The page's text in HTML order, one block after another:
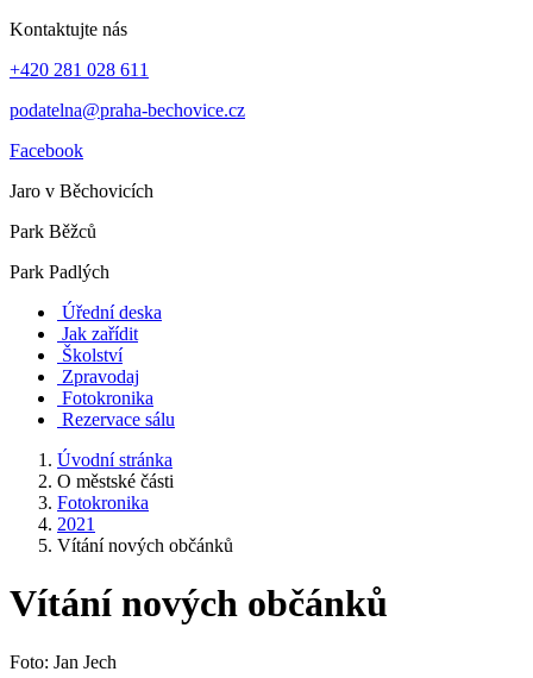
Kontaktujte nás
+420 281 028 611
podatelna@praha-bechovice.cz
Facebook
Jaro v Běchovicích
Park Běžců
Park Padlých
Úřední deska
Jak zařídit
Školství
Zpravodaj
Fotokronika
Rezervace sálu
Úvodní stránka
O městské části
Fotokronika
2021
Vítání nových občánků
Vítání nových občánků
Foto: Jan Jech